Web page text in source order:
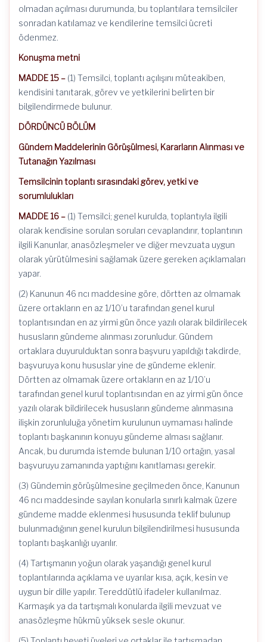
olmadan açılması durumunda, bu toplantılara temsilciler
sonradan katılamaz ve kendilerine temsilci ücreti
ödenmez.
Konuşma metni
MADDE 15 – (1) Temsilci, toplantı açılışını müteakiben,
kendisini tanıtarak, görev ve yetkilerini belirten bir
bilgilendirmede bulunur.
DÖRDÜNCÜ BÖLÜM
Gündem Maddelerinin Görüşülmesi, Kararların Alınması ve
Tutanağın Yazılması
Temsilcinin toplantı sırasındaki görev, yetki ve
sorumlulukları
MADDE 16 – (1) Temsilci; genel kurulda, toplantıyla ilgili
olarak kendisine sorulan soruları cevaplandırır, toplantının
ilgili Kanunlar, anasözleşmeler ve diğer mevzuata uygun
olarak yürütülmesini sağlamak üzere gereken açıklamaları
yapar.
(2) Kanunun 46 ncı maddesine göre, dörtten az olmamak
üzere ortakların en az 1/10’u tarafından genel kurul
toplantısından en az yirmi gün önce yazılı olarak bildirilecek
hususların gündeme alınması zorunludur. Gündem
ortaklara duyurulduktan sonra başvuru yapıldığı takdirde,
başvuruya konu hususlar yine de gündeme eklenir.
Dörtten az olmamak üzere ortakların en az 1/10’u
tarafından genel kurul toplantısından en az yirmi gün önce
yazılı olarak bildirilecek hususların gündeme alınmasına
ilişkin zorunluluğa yönetim kurulunun uymaması halinde
toplantı başkanının konuyu gündeme alması sağlanır.
Ancak, bu durumda istemde bulunan 1/10 ortağın, yasal
başvuruyu zamanında yaptığını kanıtlaması gerekir.
(3) Gündemin görüşülmesine geçilmeden önce, Kanunun
46 ncı maddesinde sayılan konularla sınırlı kalmak üzere
gündeme madde eklenmesi hususunda teklif bulunup
bulunmadığının genel kurulun bilgilendirilmesi hususunda
toplantı başkanlığı uyarılır.
(4) Tartışmanın yoğun olarak yaşandığı genel kurul
toplantılarında açıklama ve uyarılar kısa, açık, kesin ve
uygun bir dille yapılır. Tereddütlü ifadeler kullanılmaz.
Karmaşık ya da tartışmalı konularda ilgili mevzuat ve
anasözleşme hükmü yüksek sesle okunur.